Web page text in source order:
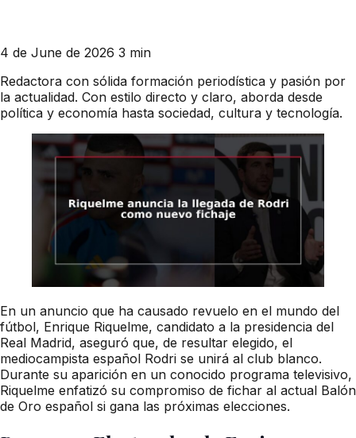
4 de June de 2026 3 min
Redactora con sólida formación periodística y pasión por
la actualidad. Con estilo directo y claro, aborda desde
política y economía hasta sociedad, cultura y tecnología.
En un anuncio que ha causado revuelo en el mundo del
fútbol, Enrique Riquelme, candidato a la presidencia del
Real Madrid, aseguró que, de resultar elegido, el
mediocampista español Rodri se unirá al club blanco.
Durante su aparición en un conocido programa televisivo,
Riquelme enfatizó su compromiso de fichar al actual Balón
de Oro español si gana las próximas elecciones.